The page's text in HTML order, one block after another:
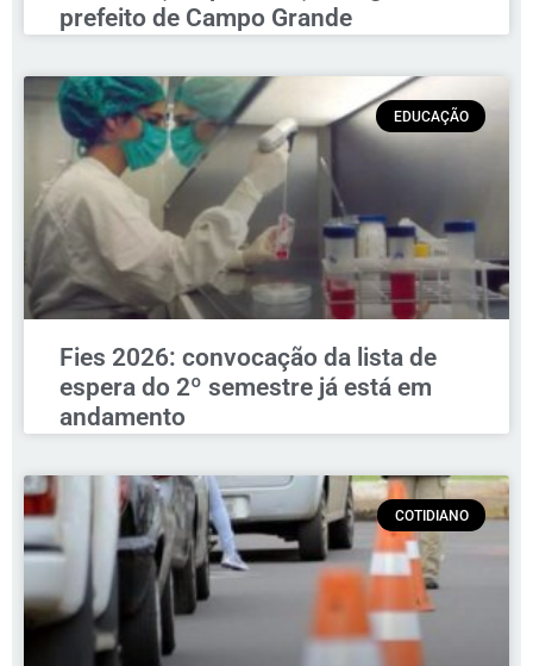
prefeito de Campo Grande
EDUCAÇÃO
Fies 2026: convocação da lista de
espera do 2º semestre já está em
andamento
COTIDIANO